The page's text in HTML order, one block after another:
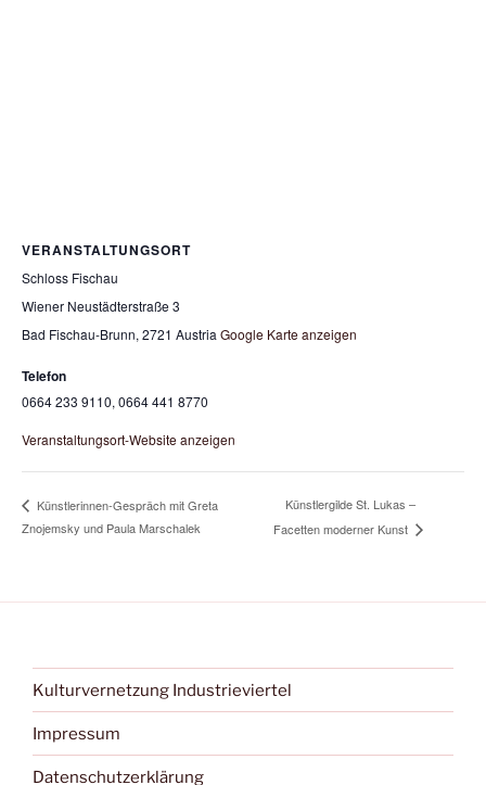
VERANSTALTUNGSORT
Schloss Fischau
Wiener Neustädterstraße 3
Bad Fischau-Brunn, 2721 Austria Google Karte anzeigen
Telefon
0664 233 9110, 0664 441 8770
Veranstaltungsort-Website anzeigen
Künstlerinnen-Gespräch mit Greta
Znojemsky und Paula Marschalek
Künstlergilde St. Lukas –
Facetten moderner Kunst
Kulturvernetzung Industrieviertel
Impressum
Datenschutzerklärung